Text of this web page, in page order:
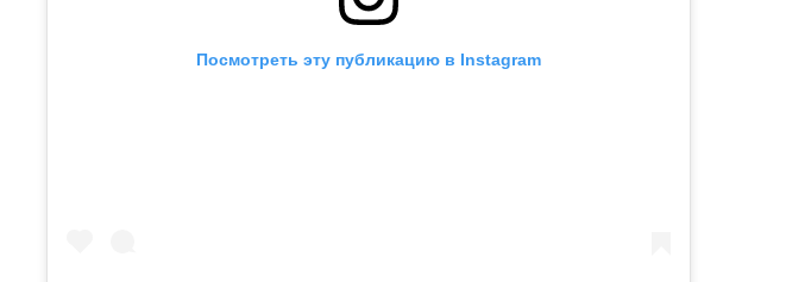
Посмотреть эту публикацию в Instagram